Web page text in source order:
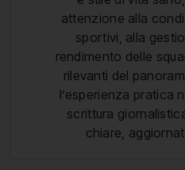
attenzione alla
sportivi, alla
rendimento delle
rilevanti del
l’esperienza pratica
scrittura
chiare,